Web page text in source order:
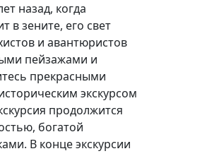
назад, когда
в зените, его свет
и авантюристов
пейзажами и
прекрасными
экскурсом
продолжится
богатой
В конце экскурсии